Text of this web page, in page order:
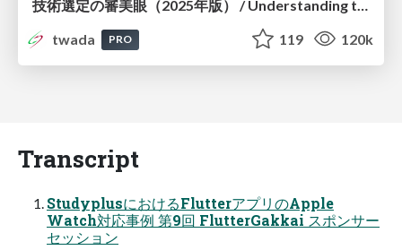
twada
PRO 119 120k
Transcript
StudyplusにおけるFlutterアプリのApple
Watch対応事例 第9回 FlutterGakkai スポンサー
セッション